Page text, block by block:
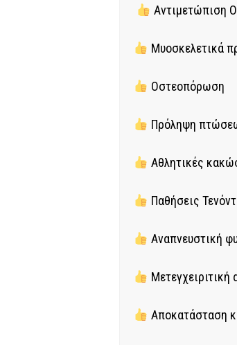
Αντιμετώπιση
Μυοσκελετικά
Οστεοπόρωση
Πρόληψη
Αθλητικές
Παθήσεις
Αναπνευστική
Αποκατάσταση